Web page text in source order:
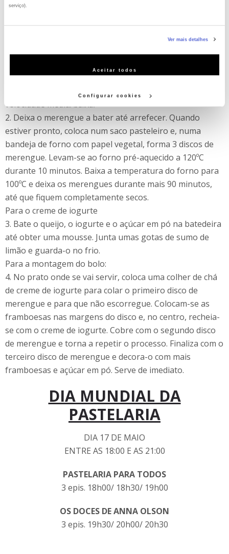
serviço).
personalizada). Pode gerir a utilização dos cookies clicando em "Configurar Cookies".
Ver mais detalhes
Aceitar todos
Configurar cookies
Preparação:
Para o Merengue:
1. Num tacho, junta a água e o açúcar e leva ao lume até
121ºC, retira do lume e deixa repousar durante uns
segundos e verte em fio nas claras com a batedeira em
velocidade média/baixa.
2. Deixa o merengue a bater até arrefecer. Quando
estiver pronto, coloca num saco pasteleiro e, numa
bandeja de forno com papel vegetal, forma 3 discos de
merengue. Levam-se ao forno pré-aquecido a 120ºC
durante 10 minutos. Baixa a temperatura do forno para
100ºC e deixa os merengues durante mais 90 minutos,
até que fiquem completamente secos.
Para o creme de iogurte
3. Bate o queijo, o iogurte e o açúcar em pó na batedeira
até obter uma mousse. Junta umas gotas de sumo de
limão e guarda-o no frio.
Para a montagem do bolo:
4. No prato onde se vai servir, coloca uma colher de chá
de creme de iogurte para colar o primeiro disco de
merengue e para que não escorregue. Colocam-se as
framboesas nas margens do disco e, no centro, recheia-
se com o creme de iogurte. Cobre com o segundo disco
de merengue e torna a repetir o processo. Finaliza com o
terceiro disco de merengue e decora-o com mais
framboesas e açúcar em pó. Serve de imediato.
DIA MUNDIAL DA
PASTELARIA
DIA 17 DE MAIO
ENTRE AS 18:00 E AS 21:00
PASTELARIA PARA TODOS
3 epis. 18h00/ 18h30/ 19h00
OS DOCES DE ANNA OLSON
3 epis. 19h30/ 20h00/ 20h30